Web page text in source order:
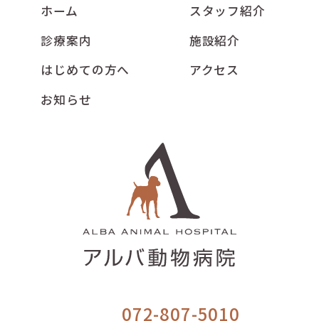
ホーム
スタッフ紹介
診療案内
施設紹介
はじめての方へ
アクセス
お知らせ
072-807-5010